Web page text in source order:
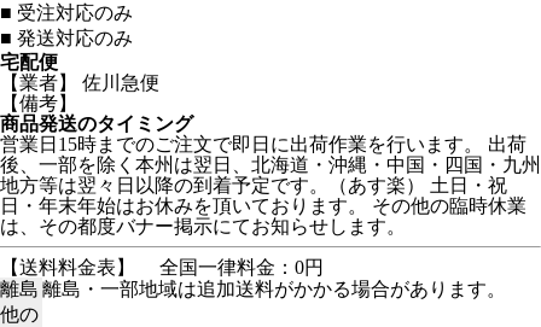
■ 受注対応のみ
■ 発送対応のみ
宅配便
【業者】 佐川急便
【備考】
商品発送のタイミング
営業日15時までのご注文で即日に出荷作業を行います。 出荷
後、一部を除く本州は翌日、北海道・沖縄・中国・四国・九州
地方等は翌々日以降の到着予定です。（あす楽） 土日・祝
日・年末年始はお休みを頂いております。 その他の臨時休業
は、その都度バナー掲示にてお知らせします。
【送料料金表】
全国一律料金：0円
離島
他の
離島・一部地域は追加送料がかかる場合があります。